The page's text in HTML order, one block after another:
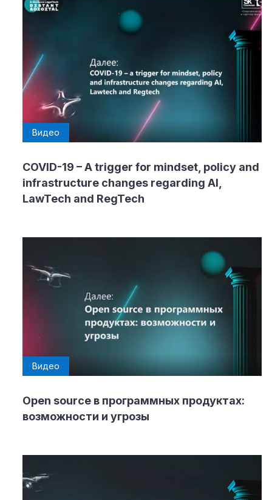
Видео
COVID-19 – A trigger for mindset, policy and
infrastructure changes regarding AI,
LawTech and RegTech
Видео
Open source в программных продуктах:
возможности и угрозы